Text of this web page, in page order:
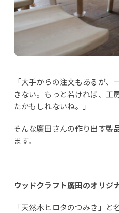
「大手からの注文もあるが、
きない。もっと若ければ、工
たかもしれないね。」
そんな廣田さんの作り出す製
ます。
ウッドクラフト廣田のオリジ
「天然木ヒロタのつみき」と